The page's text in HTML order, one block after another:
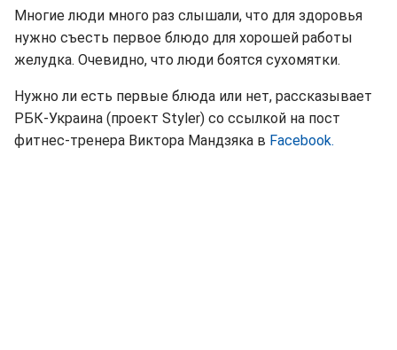
Многие люди много раз слышали, что для здоровья
нужно съесть первое блюдо для хорошей работы
желудка. Очевидно, что люди боятся сухомятки.
Нужно ли есть первые блюда или нет, рассказывает
РБК-Украина (проект Styler) со ссылкой на пост
фитнес-тренера Виктора Мандзяка в Facebook.